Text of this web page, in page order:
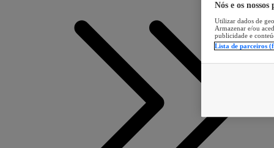
Nós e os
Utilizar dados de
Armazenar e/ou
publicidade e
Lista de parceiros